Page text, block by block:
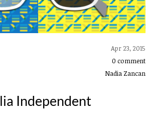
Apr 23, 2015
0 comment
Nadia Zancan
Independent